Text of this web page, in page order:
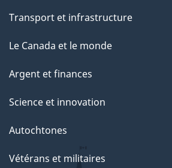
Transport et infrastructure
Le Canada et le monde
Argent et finances
Science et innovation
Autochtones
Vétérans et militaires